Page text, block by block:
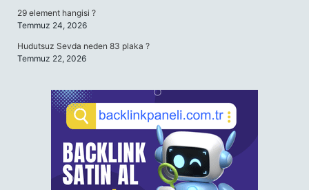
29 element hangisi ?
Temmuz 24, 2026
Hudutsuz Sevda neden 83 plaka ?
Temmuz 22, 2026